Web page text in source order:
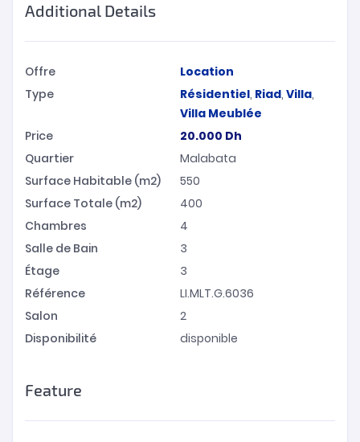
Additional Details
Offre
Location
Type
Résidentiel, Riad, Villa,
Villa Meublée
Price
20.000 Dh
Quartier
Malabata
Surface Habitable (m2)
550
Surface Totale (m2)
400
Chambres
4
Salle de Bain
3
Étage
3
Référence
LI.MLT.G.6036
Salon
2
Disponibilité
disponible
Feature